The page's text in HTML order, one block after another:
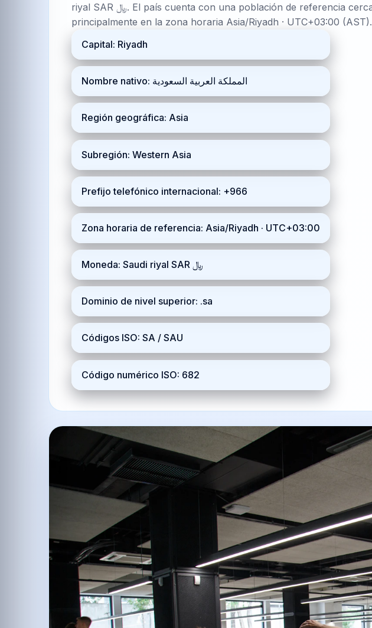
riyal SAR ﷼. El país cuenta con una población de referencia cercana a 35.300.280 habitantes según el dataset de estados y ciudades. Opera
principalmente en la zona horaria Asia/Riyadh · UTC+03:00 (AST).
Capital: Riyadh
Nombre nativo: المملكة العربية السعودية
Región geográfica: Asia
Subregión: Western Asia
Prefijo telefónico internacional: +966
Zona horaria de referencia: Asia/Riyadh · UTC+03:00
Moneda: Saudi riyal SAR ﷼
Dominio de nivel superior: .sa
Códigos ISO: SA / SAU
Código numérico ISO: 682